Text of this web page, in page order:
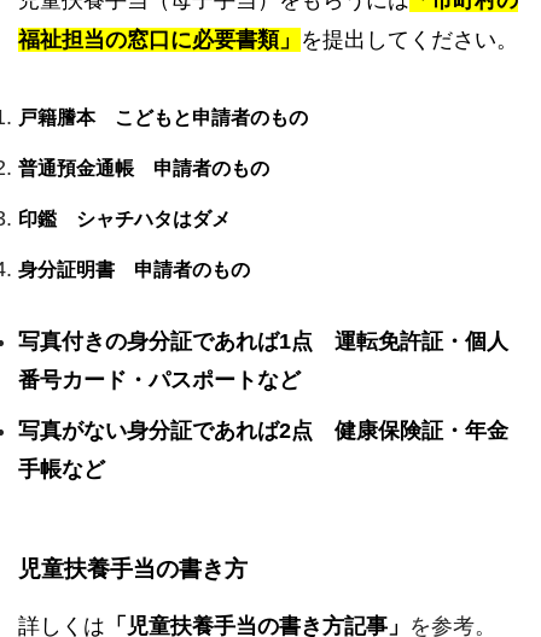
福祉担当の窓口に必要書類」 を提出してください。
戸籍謄本 こどもと申請者のもの
普通預金通帳 申請者のもの
印鑑 シャチハタはダメ
身分証明書 申請者のもの
写真付きの身分証であれば1点 運転免許証・個人
番号カード・パスポートなど
写真がない身分証であれば2点 健康保険証・年金
手帳など
児童扶養手当の書き方
詳しくは 「児童扶養手当の書き方記事」 を参考。